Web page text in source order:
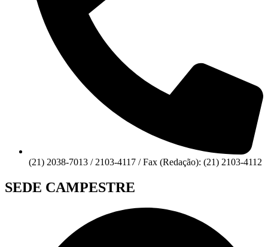
(21) 2038-7013 / 2103-4117 / Fax (Redação): (21) 2103-4112
SEDE CAMPESTRE